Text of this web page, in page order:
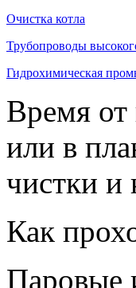
Очистка котла
Трубопроводы
Гидрохимическая
Время от
или в
чистки и
Как
Паровые